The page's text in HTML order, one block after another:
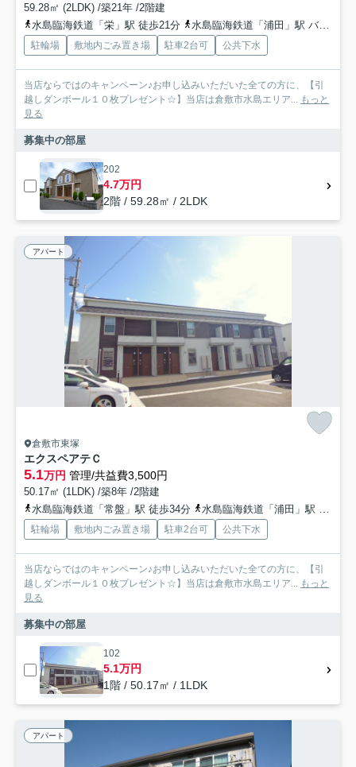
59.28㎡ (2LDK) /築21年 /2階建
水島臨海鉄道「栄」駅 徒歩21分
水島臨海鉄道「浦田」駅 バス7分 下電バス「福田南中学校前」 停歩5分
駐輪場 敷地内ごみ置き場 駐車2台可 公共下水
当店ならではのキャンペーン♪お申し込みいただいた全ての方に、【引
越しダンボール１０枚プレゼント☆】当店は倉敷市水島エリア... もっと
見る
募集中の部屋
202
4.7万円
2階 / 59.28㎡ / 2LDK
アパート
倉敷市東塚
エクスペアテＣ
5.1万円 管理/共益費3,500円
50.17㎡ (1LDK) /築8年 /2階建
水島臨海鉄道「常盤」駅 徒歩34分
水島臨海鉄道「浦田」駅 バス9分 下電バス「福田運動公園前」 停歩7分
駐輪場 敷地内ごみ置き場 駐車2台可 公共下水
当店ならではのキャンペーン♪お申し込みいただいた全ての方に、【引
越しダンボール１０枚プレゼント☆】当店は倉敷市水島エリア... もっと
見る
募集中の部屋
102
5.1万円
1階 / 50.17㎡ / 1LDK
アパート